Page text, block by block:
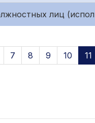
лиц
7 8 9 10 11